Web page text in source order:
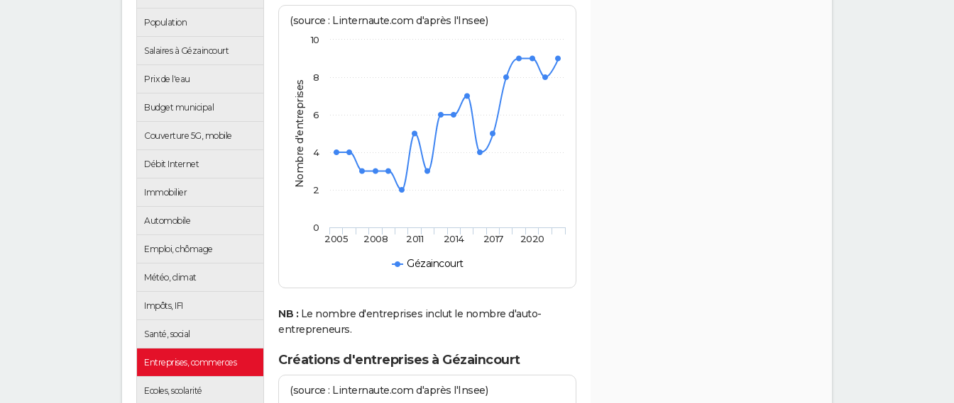
Population
Salaires à Gézaincourt
Prix de l'eau
Budget municipal
Couverture 5G, mobile
Débit Internet
Immobilier
Automobile
Emploi, chômage
Météo, climat
Impôts, IFI
Santé, social
Entreprises, commerces
Ecoles, scolarité
Nombre d'entreprises
(source : Linternaute.com d'après l'Insee)
Gézaincourt
2005 2008 2011 2014 2017 2020
0
2
4
6
8
10
NB : Le nombre d'entreprises inclut le nombre d'auto-
entrepreneurs.
Créations d'entreprises à Gézaincourt
(source : Linternaute.com d'après l'Insee)